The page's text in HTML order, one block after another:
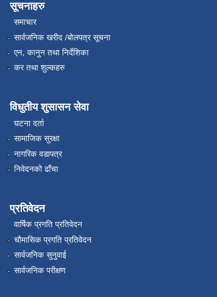
सूचनाहरु
समाचार
सार्वजनिक खरीद /बोलपत्र सूचना
एन, कानुन तथा निर्देशिका
कर तथा शुल्कहरु
विधुतीय शुसासन सेवा
घटना दर्ता
सामाजिक सुरक्षा
नागरिक वडापत्र
निवेदनको ढाँचा
प्रतिवेदन
वार्षिक प्रगति प्रतिवेदन
चौमासिक प्रगति प्रतिवेदन
सार्वजनिक सुनुवाई
सार्वजनिक परीक्षण